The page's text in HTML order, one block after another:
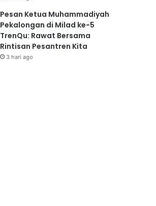
Pesan Ketua Muhammadiyah
Pekalongan di Milad ke-5
TrenQu: Rawat Bersama
Rintisan Pesantren Kita
3 hari ago